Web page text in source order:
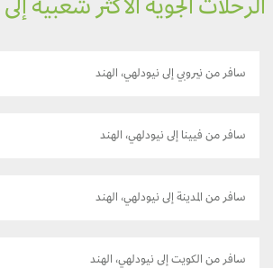
الجوية الأكثر شعبية إلى
سافر من نيروبي إلى نيودلهي، الهند
سافر من فيينا إلى نيودلهي، الهند
سافر من المدينة إلى نيودلهي، الهند
سافر من الكويت إلى نيودلهي، الهند